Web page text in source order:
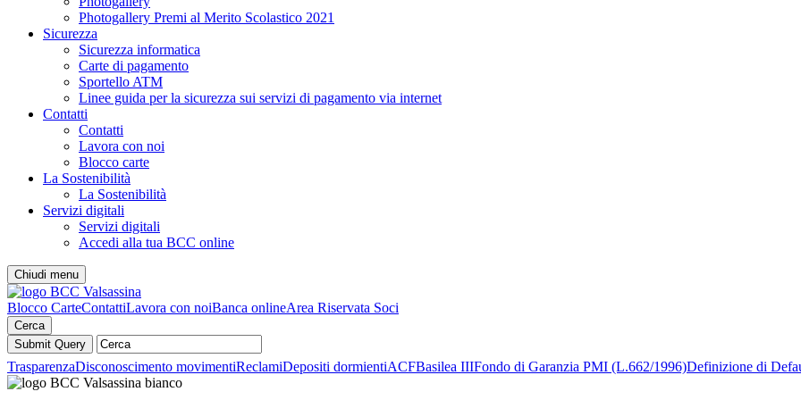
Photogallery Premi al Merito Scolastico 2021
Sicurezza
Sicurezza informatica
Carte di pagamento
Sportello ATM
Linee guida per la sicurezza sui servizi di pagamento via internet
Contatti
Contatti
Lavora con noi
Blocco carte
La Sostenibilità
La Sostenibilità
Servizi digitali
Servizi digitali
Accedi alla tua BCC online
Chiudi menu
Blocco CarteContattiLavora con noiBanca onlineArea Riservata Soci
Cerca
TrasparenzaDisconoscimento movimentiReclamiDepositi dormientiACFBasilea IIIFondo di Garanzia PMI (L.662/1996)Definizione di